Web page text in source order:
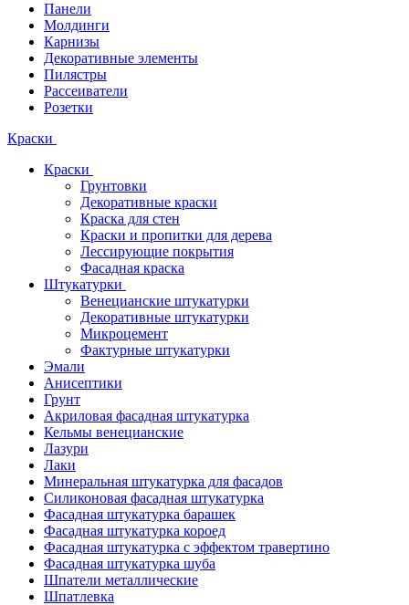
Панели
Молдинги
Карнизы
Декоративные элементы
Пилястры
Рассеиватели
Розетки
Краски
Краски
Грунтовки
Декоративные краски
Краска для стен
Краски и пропитки для дерева
Лессирующие покрытия
Фасадная краска
Штукатурки
Венецианские штукатурки
Декоративные штукатурки
Микроцемент
Фактурные штукатурки
Эмали
Анисептики
Грунт
Акриловая фасадная штукатурка
Кельмы венецианские
Лазури
Лаки
Минеральная штукатурка для фасадов
Силиконовая фасадная штукатурка
Фасадная штукатурка барашек
Фасадная штукатурка короед
Фасадная штукатурка с эффектом травертино
Фасадная штукатурка шуба
Шпатели металлические
Шпатлевка